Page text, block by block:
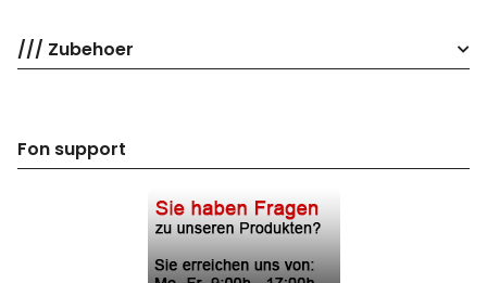
/// Zubehoer
Fon support